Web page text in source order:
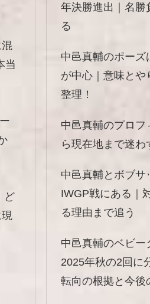
当
ど
年決勝進出｜名勝
る
中邑真輔のポーズ
が中心｜意味と
整理！
中邑真輔のプロ
ら現在地まで迷わ
中邑真輔とボブ
IWGP戦にある｜
る理由まで追う
中邑真輔のベビー
2025年秋の2回に
転向の根拠と今後